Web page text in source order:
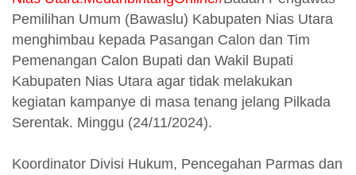
Pemilihan Umum (Bawaslu) Kabupaten Nias Utara
menghimbau kepada Pasangan Calon dan Tim
Pemenangan Calon Bupati dan Wakil Bupati
Kabupaten Nias Utara agar tidak melakukan
kegiatan kampanye di masa tenang jelang Pilkada
Serentak. Minggu (24/11/2024).
Koordinator Divisi Hukum, Pencegahan Parmas dan